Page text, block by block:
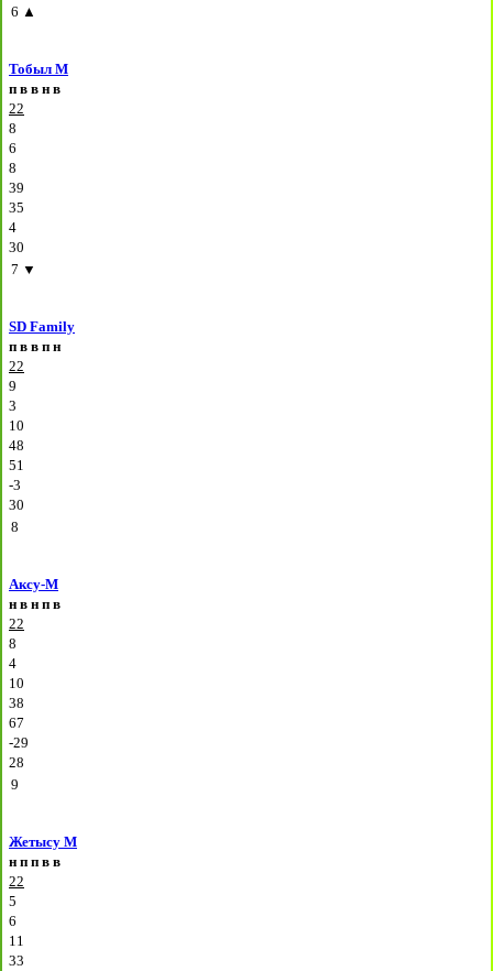
6 ▲
Тобыл М
п в в н в
22
8
6
8
39
35
4
30
7 ▼
SD Family
п в в п н
22
9
3
10
48
51
-3
30
8
Аксу-М
н в н п в
22
8
4
10
38
67
-29
28
9
Жетысу М
н п п в в
22
5
6
11
33